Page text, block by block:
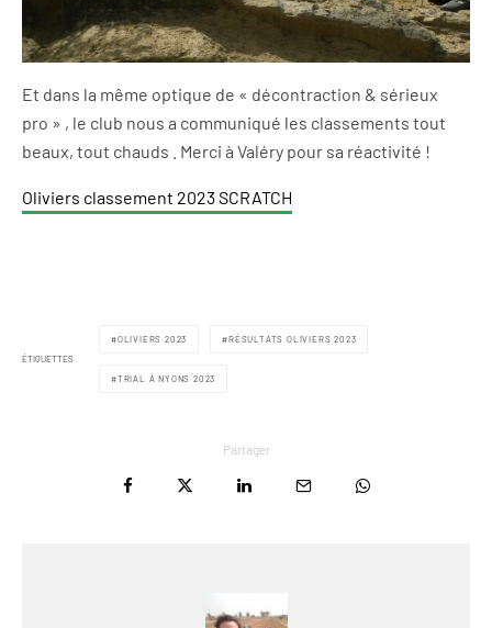
Et dans la même optique de « décontraction & sérieux
pro » , le club nous a communiqué les classements tout
beaux, tout chauds . Merci à Valéry pour sa réactivité !
Oliviers classement 2023 SCRATCH
ÉTIQUETTES
OLIVIERS 2023 RÉSULTATS OLIVIERS 2023
TRIAL À NYONS 2023
Partager